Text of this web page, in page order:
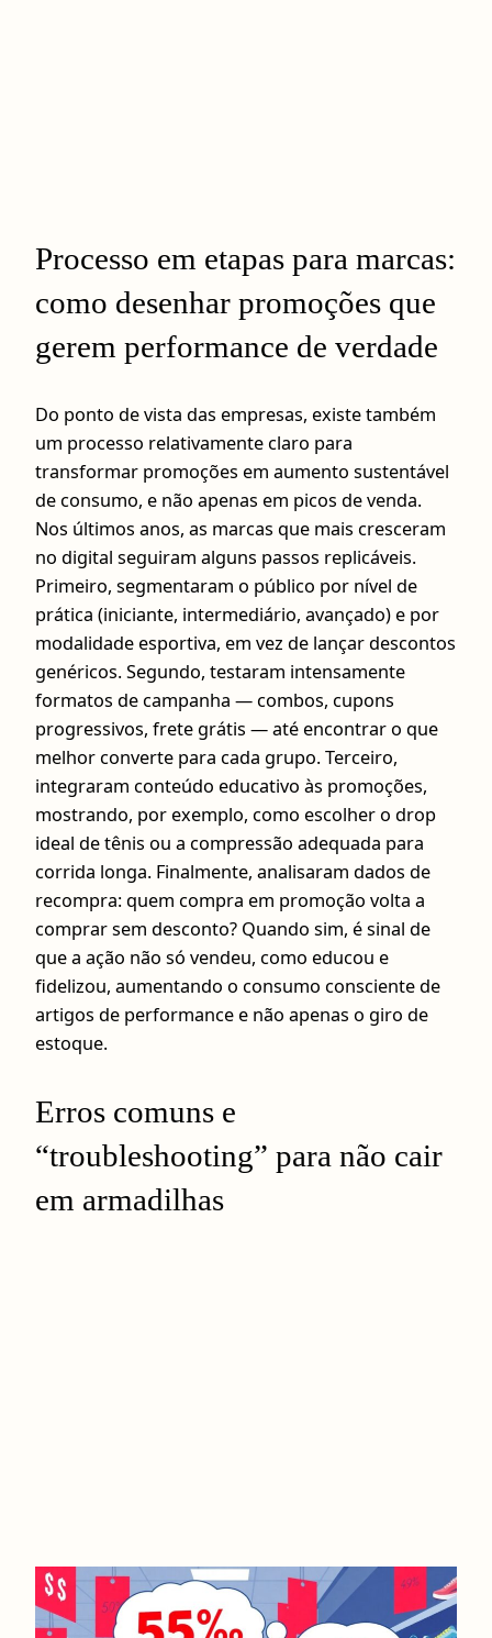
Processo em etapas para marcas:
como desenhar promoções que
gerem performance de verdade
Do ponto de vista das empresas, existe também
um processo relativamente claro para
transformar promoções em aumento sustentável
de consumo, e não apenas em picos de venda.
Nos últimos anos, as marcas que mais cresceram
no digital seguiram alguns passos replicáveis.
Primeiro, segmentaram o público por nível de
prática (iniciante, intermediário, avançado) e por
modalidade esportiva, em vez de lançar descontos
genéricos. Segundo, testaram intensamente
formatos de campanha — combos, cupons
progressivos, frete grátis — até encontrar o que
melhor converte para cada grupo. Terceiro,
integraram conteúdo educativo às promoções,
mostrando, por exemplo, como escolher o drop
ideal de tênis ou a compressão adequada para
corrida longa. Finalmente, analisaram dados de
recompra: quem compra em promoção volta a
comprar sem desconto? Quando sim, é sinal de
que a ação não só vendeu, como educou e
fidelizou, aumentando o consumo consciente de
artigos de performance e não apenas o giro de
estoque.
Erros comuns e
“troubleshooting” para não cair
em armadilhas